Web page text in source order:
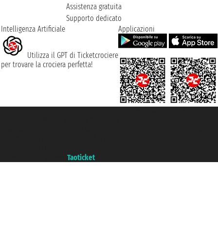
Assistenza gratuita
Supporto dedicato
Intelligenza Artificiale
Utilizza il GPT di Ticketcrociere
per trovare la crociera perfetta!
Applicazioni
Taoticket